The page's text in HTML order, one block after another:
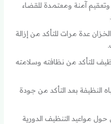
آمنة ومعتمدة للقضاء
عدة مرات للتأكد من إزالة
للتأكد من نظافته وسلامته
النظيفة بعد التأكد من جودة
مواعيد التنظيف الدورية